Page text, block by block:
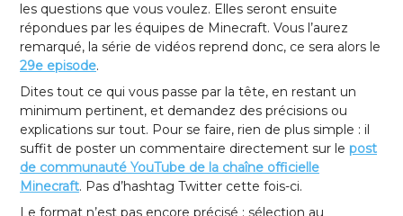
les questions que vous voulez. Elles seront ensuite
répondues par les équipes de Minecraft. Vous l’aurez
remarqué, la série de vidéos reprend donc, ce sera alors le
29e episode.
Dites tout ce qui vous passe par la tête, en restant un
minimum pertinent, et demandez des précisions ou
explications sur tout. Pour se faire, rien de plus simple : il
suffit de poster un commentaire directement sur le post
de communauté YouTube de la chaîne officielle
Minecraft. Pas d’hashtag Twitter cette fois-ci.
Le format n’est pas encore précisé : sélection au